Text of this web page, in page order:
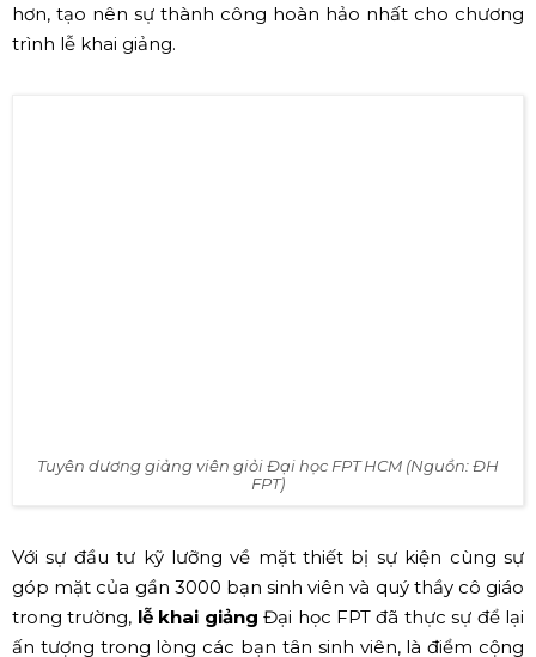
hơn, tạo nên sự thành công hoàn hảo nhất cho chương
trình lễ khai giảng.
Tuyên dương giảng viên giỏi Đại học FPT HCM (Nguồn: ĐH
FPT)